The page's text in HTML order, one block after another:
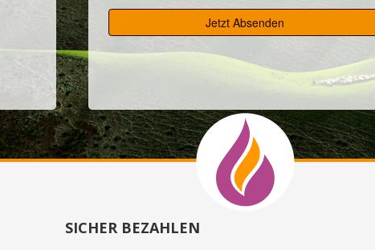
SICHER BEZAHLEN